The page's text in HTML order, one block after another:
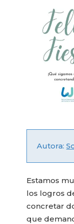
Autora:
Estamos
los logros
concretar
que